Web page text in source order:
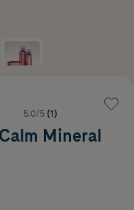
5.0/5 (1)
Mineral